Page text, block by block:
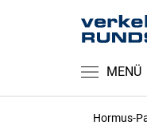
MENÜ
Hormus-